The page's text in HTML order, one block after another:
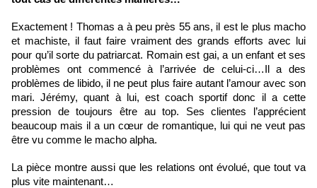
Exactement ! Thomas a à peu près 55 ans, il est le plus macho
et machiste, il faut faire vraiment des grands efforts avec lui
pour qu’il sorte du patriarcat. Romain est gai, a un enfant et ses
problèmes ont commencé à l’arrivée de celui-ci…Il a des
problèmes de libido, il ne peut plus faire autant l’amour avec son
mari. Jérémy, quant à lui, est coach sportif donc il a cette
pression de toujours être au top. Ses clientes l’apprécient
beaucoup mais il a un cœur de romantique, lui qui ne veut pas
être vu comme le macho alpha.
La pièce montre aussi que les relations ont évolué, que tout va
plus vite maintenant…